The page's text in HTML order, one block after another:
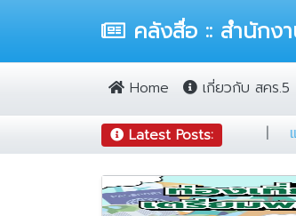
คลังสื่อ :: สำนักง
Home เกี่ยวกับ สคร.5
Latest Posts:
สายแคมป์ต้องรู้ |5 ข้อ ป้องกันฝุ่นฟุ้งทั่ว